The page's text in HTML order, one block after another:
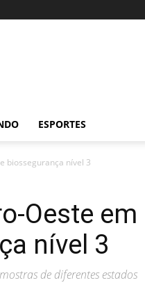
ESPORTES
biossegurança nível 3
Oeste em
nível 3
de diferentes estados